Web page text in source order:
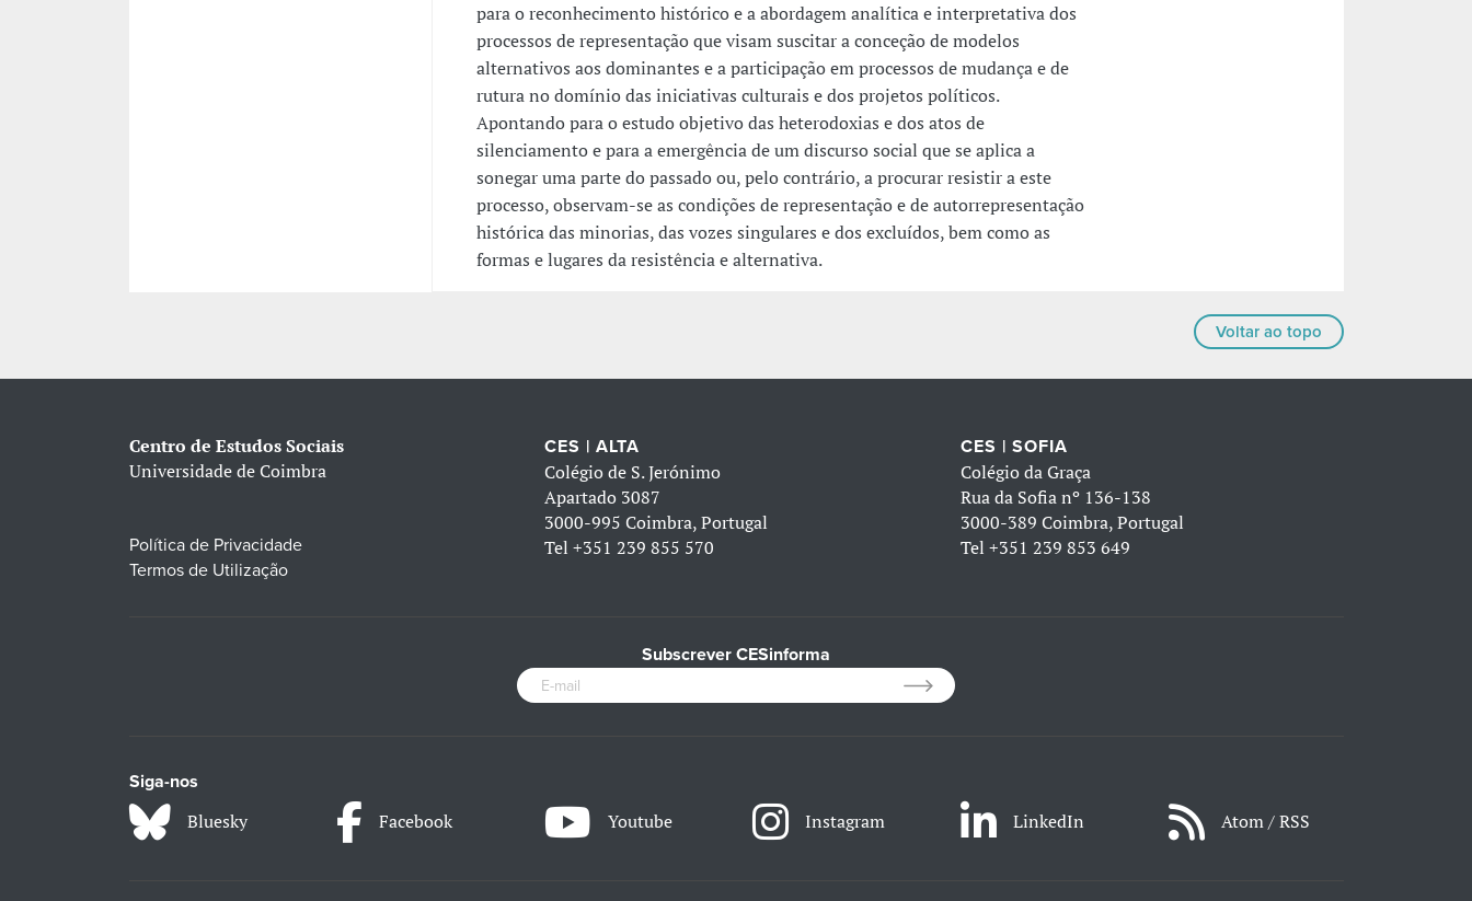
para o reconhecimento histórico e a abordagem analítica e interpretativa dos
processos de representação que visam suscitar a conceção de modelos
alternativos aos dominantes e a participação em processos de mudança e de
rutura no domínio das iniciativas culturais e dos projetos políticos.
Apontando para o estudo objetivo das heterodoxias e dos atos de
silenciamento e para a emergência de um discurso social que se aplica a
sonegar uma parte do passado ou, pelo contrário, a procurar resistir a este
processo, observam-se as condições de representação e de autorrepresentação
histórica das minorias, das vozes singulares e dos excluídos, bem como as
formas e lugares da resistência e alternativa.
Voltar ao topo
Centro de Estudos Sociais
Universidade de Coimbra
Política de Privacidade
Termos de Utilização
CES | ALTA
Colégio de S. Jerónimo
Apartado 3087
3000-995 Coimbra, Portugal
Tel+351 239 855 570
CES | SOFIA
Colégio da Graça
Rua da Sofia nº 136-138
3000-389 Coimbra, Portugal
Tel +351 239 853 649
Subscrever CESinforma
Siga-nos
Bluesky Facebook Youtube Instagram LinkedIn Atom / RSS